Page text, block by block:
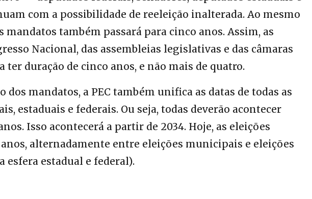
com a possibilidade de reeleição inalterada. Ao mesmo
mandatos também passará para cinco anos. Assim, as
Nacional, das assembleias legislativas e das câmaras
ter duração de cinco anos, e não mais de quatro.
dos mandatos, a PEC também unifica as datas de todas as
estaduais e federais. Ou seja, todas deverão acontecer
Isso acontecerá a partir de 2034. Hoje, as eleições
alternadamente entre eleições municipais e eleições
esfera estadual e federal).